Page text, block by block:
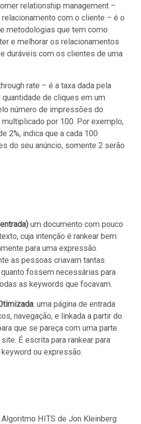
relationship management –
com o cliente – é o
metodologias que tem como
e melhorar os relacionamentos
duráveis com os clientes de uma
rate – é a taxa dada pela
quantidade de cliques em um
número de impressões do
por 100. Por exemplo,
2%, indica que a cada 100
do seu anúncio, somente 2 serão
um documento com pouco
cuja intenção é rankear bem
para uma expressão.
as pessoas criavam tantas
fossem necessárias para
as keywords que focavam.
: uma página de entrada
navegação, e linkada a partir do
que se pareça com uma parte
É escrita para rankear para
keyword ou expressão.
Algoritmo HITS de Jon Kleinberg